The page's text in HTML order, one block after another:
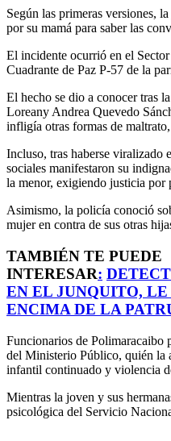
Según las primeras versiones,
por su mamá para saber las
El incidente ocurrió en el
Cuadrante de Paz P-57 de la
El hecho se dio a conocer tras
Loreany Andrea Quevedo
infligía otras formas de
Incluso, tras haberse viralizado
sociales manifestaron su
la menor, exigiendo justicia por
Asimismo, la policía conoció
mujer en contra de sus otras
TAMBIÉN TE PUEDE
INTERESAR:
EN EL JUNQUITO,
ENCIMA DE LA
Funcionarios de Polimaracaibo
del Ministerio Público, quién la
infantil continuado y violencia
Mientras la joven y sus
psicológica del Servicio